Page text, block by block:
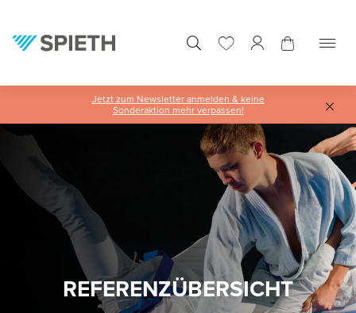
Jetzt zum Newsletter anmelden & keine
Sonderaktion mehr verpassen!
REFERENZÜBERSICHT